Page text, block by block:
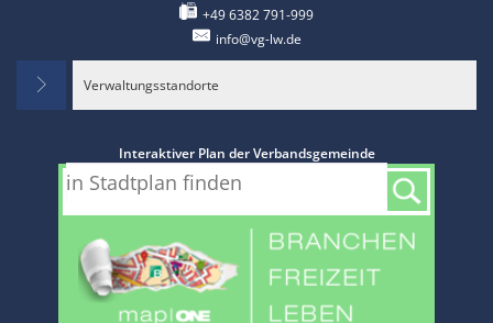
+49 6382 791-999
info@vg-lw.de
Verwaltungsstandorte
Interaktiver Plan der Verbandsgemeinde